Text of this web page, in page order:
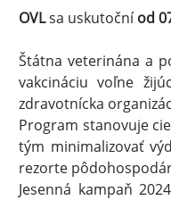
OVLsa uskutočníod
Štátna veterinána a
vakcináciu voľne
zdravotnícka
Program stanovuje
tým minimalizovať
rezorte
Jesenná kampaň